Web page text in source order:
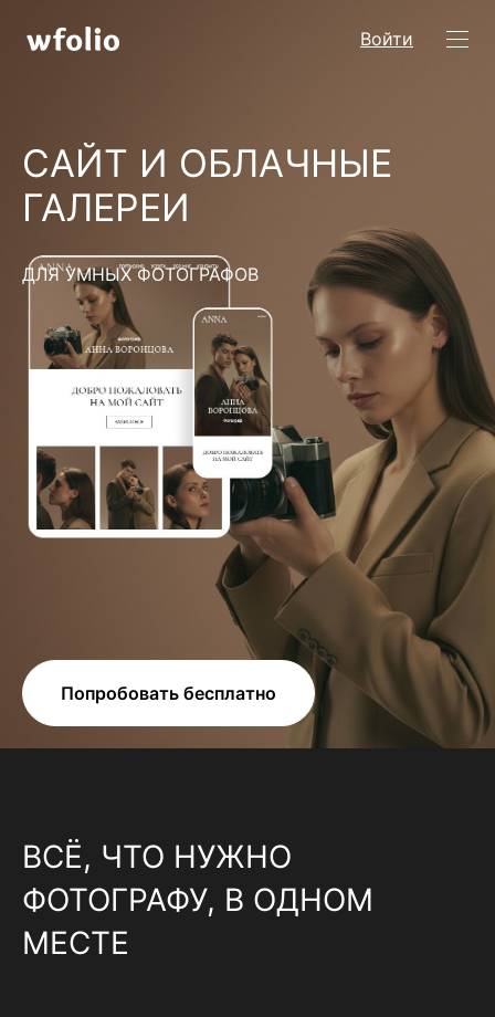
Войти
САЙТ И ОБЛАЧНЫЕ
ГАЛЕРЕИ
ДЛЯ УМНЫХ ФОТОГРАФОВ
Попробовать бесплатно
ВСЁ, ЧТО НУЖНО
ФОТОГРАФУ, В ОДНОМ
МЕСТЕ